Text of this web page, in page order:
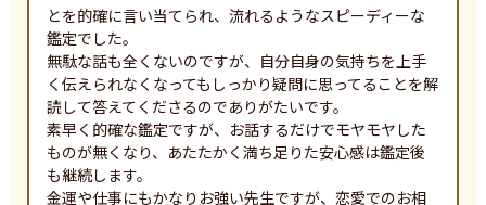
とを的確に言い当てられ、流れるようなスピーディーな
鑑定でした。
無駄な話も全くないのですが、自分自身の気持ちを上手
く伝えられなくなってもしっかり疑問に思ってることを解
読して答えてくださるのでありがたいです。
素早く的確な鑑定ですが、お話するだけでモヤモヤした
ものが無くなり、あたたかく満ち足りた安心感は鑑定後
も継続します。
金運や仕事にもかなりお強い先生ですが、恋愛でのお相